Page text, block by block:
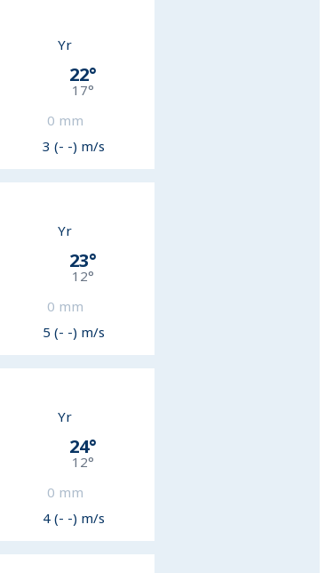
Yr
22°
17°
0 mm
3 (- -) m/s
Yr
23°
12°
0 mm
5 (- -) m/s
Yr
24°
12°
0 mm
4 (- -) m/s